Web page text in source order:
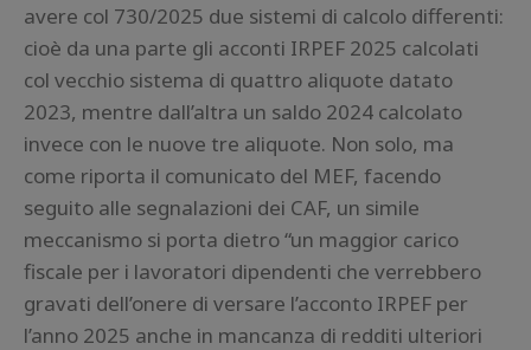
avere col 730/2025 due sistemi di calcolo differenti:
cioè da una parte gli acconti IRPEF 2025 calcolati
col vecchio sistema di quattro aliquote datato
2023, mentre dall’altra un saldo 2024 calcolato
invece con le nuove tre aliquote. Non solo, ma
come riporta il comunicato del MEF, facendo
seguito alle segnalazioni dei CAF, un simile
meccanismo si porta dietro “un maggior carico
fiscale per i lavoratori dipendenti che verrebbero
gravati dell’onere di versare l’acconto IRPEF per
l’anno 2025 anche in mancanza di redditi ulteriori